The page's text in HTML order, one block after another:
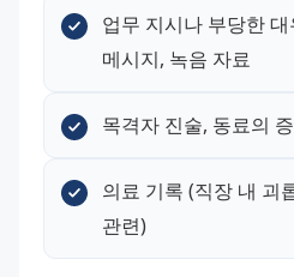
업무 지시나 부당한
메시지, 녹음 자료
목격자 진술, 동료의
의료 기록 (직장 내 괴
관련)